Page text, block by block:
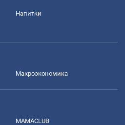
Напитки
Mакроэкономика
MAMACLUB